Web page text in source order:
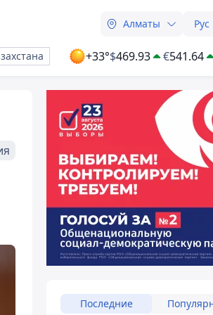
Алматы Рус
+33°$469.93 €541.64
Последние